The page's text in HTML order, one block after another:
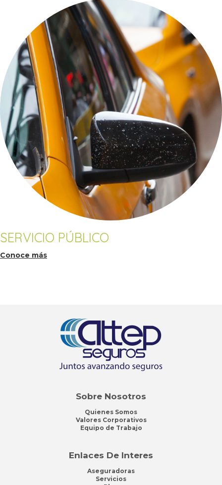
SERVICIO PÚBLICO
Conoce más
Sobre Nosotros
Quienes Somos
Valores Corporativos
Equipo de Trabajo
Enlaces De Interes
Aseguradoras
Servicios